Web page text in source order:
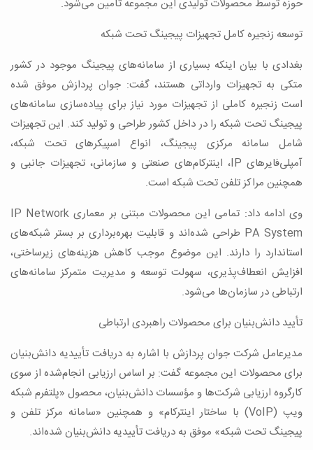
حوزه توسط محصولات تولیدی این مجموعه تأمین می‌شود.
توسعه زنجیره کامل تجهیزات پیجینگ تحت شبکه
بغدادی با بیان اینکه بسیاری از سامانه‌های پیجینگ موجود در کشور
متکی به تجهیزات وارداتی هستند، گفت: جوان پردازش موفق شده
است زنجیره کاملی از تجهیزات مورد نیاز برای پیاده‌سازی سامانه‌های
پیجینگ تحت شبکه را در داخل کشور طراحی و تولید کند. این تجهیزات
شامل سامانه مرکزی پیجینگ، انواع اسپیکرهای تحت شبکه،
آمپلی‌فایرهای IP، اینترکام‌های صنعتی و سازمانی، تجهیزات جانبی و
همچنین مراکز تلفن تحت شبکه است.
وی ادامه داد: تمامی این محصولات مبتنی بر معماری IP Network
PA System طراحی شده‌اند و قابلیت بهره‌برداری بر بستر شبکه‌های
استاندارد را دارند. این موضوع موجب کاهش هزینه‌های زیرساختی،
افزایش انعطاف‌پذیری، سهولت توسعه و مدیریت متمرکز سامانه‌های
ارتباطی در سازمان‌ها می‌شود.
تأیید دانش‌بنیان برای محصولات راهبردی ارتباطی
مدیرعامل شرکت جوان پردازش با اشاره به دریافت تأییدیه دانش‌بنیان
برای محصولات این مجموعه گفت: بر اساس ارزیابی انجام‌شده از سوی
کارگروه ارزیابی شرکت‌ها و مؤسسات دانش‌بنیان، محصول «پلتفرم شبکه
ویپ (VoIP) با ساختار اینترکام» و همچنین «سامانه مرکز تلفن و
پیجینگ تحت شبکه» موفق به دریافت تأییدیه دانش‌بنیان شده‌اند.